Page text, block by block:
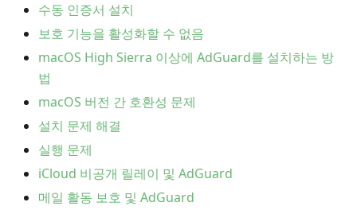
수동 인증서 설치
보호 기능을 활성화할 수 없음
macOS High Sierra 이상에 AdGuard를 설치하는 방
법
macOS 버전 간 호환성 문제
설치 문제 해결
실행 문제
iCloud 비공개 릴레이 및 AdGuard
메일 활동 보호 및 AdGuard